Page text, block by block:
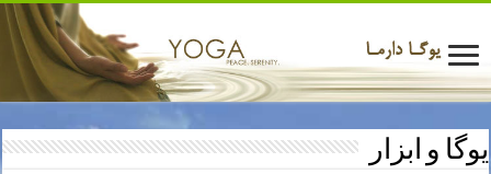
یوگا و ابزار